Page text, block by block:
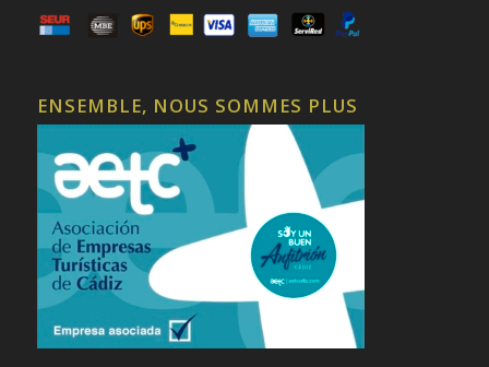
ENSEMBLE, NOUS SOMMES PLUS